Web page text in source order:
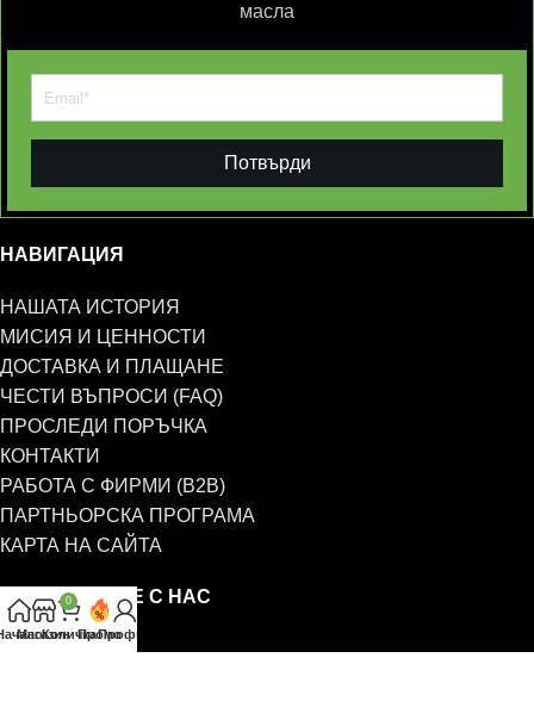
масла
Потвърди
НАВИГАЦИЯ
НАШАТА ИСТОРИЯ
МИСИЯ И ЦЕННОСТИ
ДОСТАВКА И ПЛАЩАНЕ
ЧЕСТИ ВЪПРОСИ (FAQ)
ПРОСЛЕДИ ПОРЪЧКА
КОНТАКТИ
РАБОТА С ФИРМИ (B2B)
ПАРТНЬОРСКА ПРОГРАМА
КАРТА НА САЙТА
СВЪРЖЕТЕ СЕ С НАС
0885 323 661
Магазин
0
КоличкаПромоПрофил